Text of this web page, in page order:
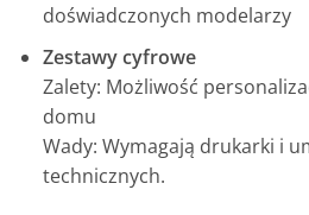
doświadczonych modelarzy
Zestawy cyfrowe
Zalety: Możliwość
domu
Wady: Wymagają drukarki i
technicznych.